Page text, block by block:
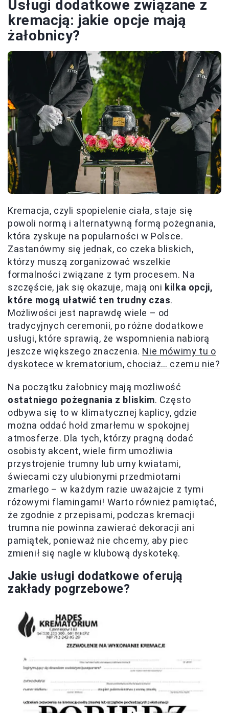
Usługi dodatkowe związane z
kremacją: jakie opcje mają
żałobnicy?
Kremacja, czyli spopielenie ciała, staje się
powoli normą i alternatywną formą pożegnania,
która zyskuje na popularności w Polsce.
Zastanówmy się jednak, co czeka bliskich,
którzy muszą zorganizować wszelkie
formalności związane z tym procesem. Na
szczęście, jak się okazuje, mają oni kilka opcji,
które mogą ułatwić ten trudny czas.
Możliwości jest naprawdę wiele – od
tradycyjnych ceremonii, po różne dodatkowe
usługi, które sprawią, że wspomnienia nabiorą
jeszcze większego znaczenia. Nie mówimy tu o
dyskotece w krematorium, chociaż… czemu nie?
Na początku żałobnicy mają możliwość
ostatniego pożegnania z bliskim. Często
odbywa się to w klimatycznej kaplicy, gdzie
można oddać hołd zmarłemu w spokojnej
atmosferze. Dla tych, którzy pragną dodać
osobisty akcent, wiele firm umożliwia
przystrojenie trumny lub urny kwiatami,
świecami czy ulubionymi przedmiotami
zmarłego – w każdym razie uważajcie z tymi
różowymi flamingami! Warto również pamiętać,
że zgodnie z przepisami, podczas kremacji
trumna nie powinna zawierać dekoracji ani
pamiątek, ponieważ nie chcemy, aby piec
zmienił się nagle w klubową dyskotekę.
Jakie usługi dodatkowe oferują
zakłady pogrzebowe?